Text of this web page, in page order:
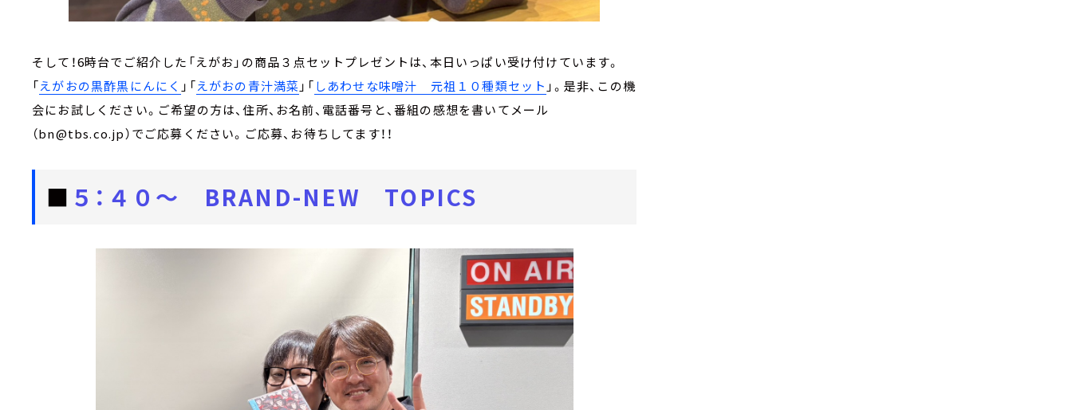
そして！6時台でご紹介した「えがお」の商品３点セットプレゼントは、本日いっぱい受け付けています。
「えがおの黒酢黒にんにく 」「えがおの青汁満菜 」「しあわせな味噌汁 元祖１０種類セット 」。是非、この機
会にお試しください。ご希望の方は、住所、お名前、電話番号と、番組の感想を書いてメール
（bn@tbs.co.jp）でご応募ください。ご応募、お待ちしてます！！
■ ５：４０～ BRAND-NEW TOPICS